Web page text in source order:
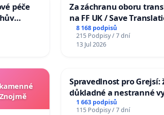
péče
Za záchranu oboru
na FF UK / Save
Studies at the Faculty of
Charles University
8 168 podpisů
215 Podpisy / 7 dní
13 Jul 2026
Spravedlnost pro Grejsí:
důkladné a nestranné
1 663 podpisů
115 Podpisy / 7 dní